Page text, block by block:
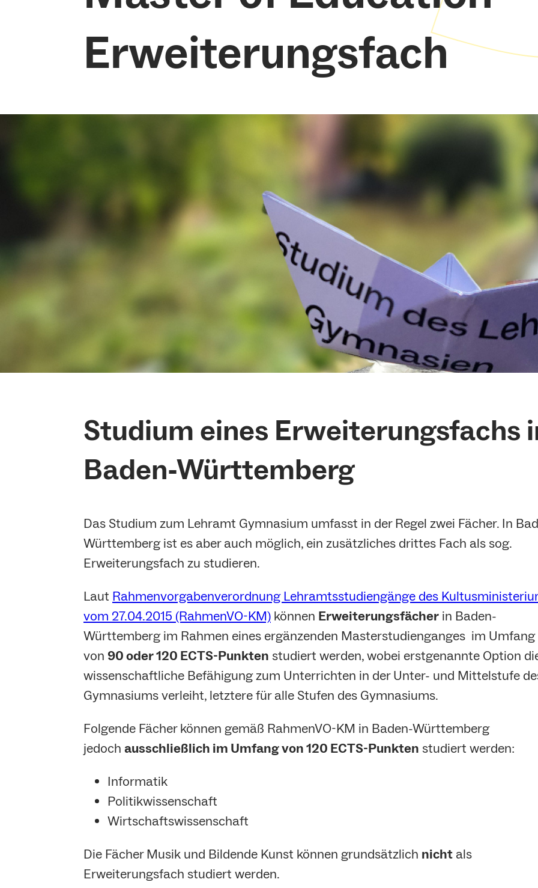
Erweiterungsfach
Studium eines Erweiterungsfachs
Baden-Württemberg
Das Studium zum Lehramt Gymnasium umfasst in der Regel zwei Fächer. In
Württemberg ist es aber auch möglich, ein zusätzliches drittes Fach als sog.
Erweiterungsfach zu studieren.
Laut Rahmenvorgabenverordnung Lehramtsstudiengänge des
vom 27.04.2015 (RahmenVO-KM) können Erweiterungsfächer in Baden-
Württemberg im Rahmen eines ergänzenden Masterstudienganges im Umfang
von 90 oder 120 ECTS-Punkten studiert werden, wobei erstgenannte Option
wissenschaftliche Befähigung zum Unterrichten in der Unter- und Mittelstufe
Gymnasiums verleiht, letztere für alle Stufen des Gymnasiums.
Folgende Fächer können gemäß RahmenVO-KM in Baden-Württemberg
jedoch ausschließlich im Umfang von 120 ECTS-Punkten studiert werden:
Informatik
Politikwissenschaft
Wirtschaftswissenschaft
Die Fächer Musik und Bildende Kunst können grundsätzlich nicht als
Erweiterungsfach studiert werden.